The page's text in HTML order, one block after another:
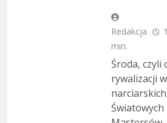
Redakcja
min.
Środa, czyli
rywalizacji